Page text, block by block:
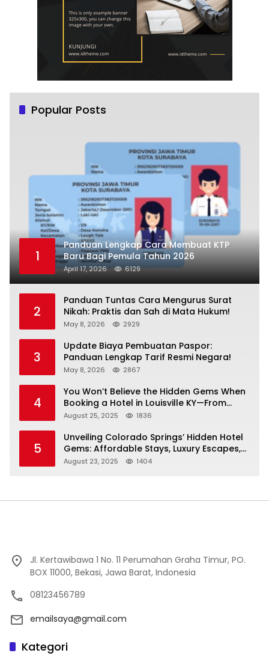
Popular Posts
1
Panduan Lengkap Cara Membuat KTP
Baru Bagi Pemula Tahun 2026
April 17, 2026 6129
2
Panduan Tuntas Cara Mengurus Surat
Nikah: Praktis dan Sah di Mata Hukum!
May 8, 2026 2929
3
Update Biaya Pembuatan Paspor:
Panduan Lengkap Tarif Resmi Negara!
May 8, 2026 2867
4
You Won’t Believe the Hidden Gems When
Booking a Hotel in Louisville KY—From
Cheap to Luxe!
August 25, 2025 1836
5
Unveiling Colorado Springs’ Hidden Hotel
Gems: Affordable Stays, Luxury Escapes,
and Everything In Between!
August 23, 2025 1404
Jl. Kertawibawa 1 No. 11 Perumahan Graha Timur, PO.
BOX 11000, Bekasi, Jawa Barat, Indonesia
08123456789
emailsaya@gmail.com
Kategori